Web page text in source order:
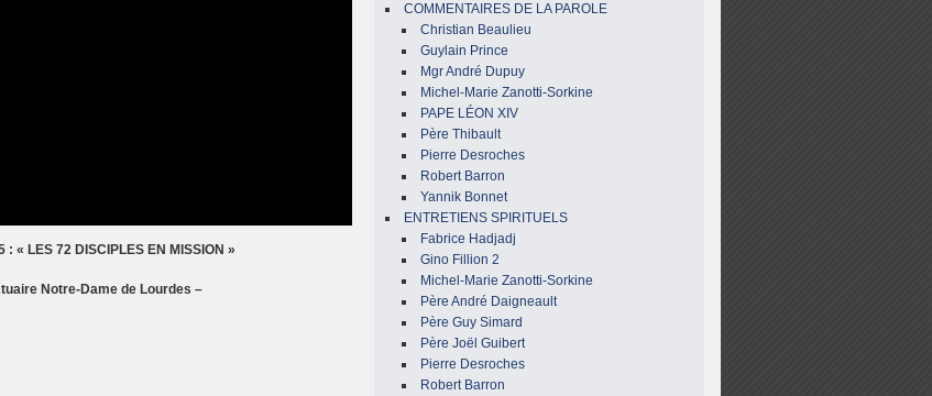
COMMENTAIRES DE LA PAROLE
Christian Beaulieu
Guylain Prince
Mgr André Dupuy
Michel-Marie Zanotti-Sorkine
PAPE LÉON XIV
Père Thibault
Pierre Desroches
Robert Barron
Yannik Bonnet
ENTRETIENS SPIRITUELS
Fabrice Hadjadj
Gino Fillion 2
Michel-Marie Zanotti-Sorkine
Père André Daigneault
Père Guy Simard
Père Joël Guibert
Pierre Desroches
Robert Barron
LES 72 DISCIPLES EN MISSION »
Notre-Dame de Lourdes –